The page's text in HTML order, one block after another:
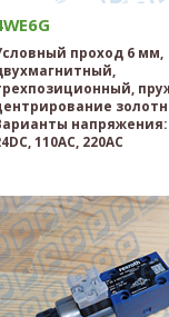
проход 6 мм,
напряжения:
110AC, 220AC